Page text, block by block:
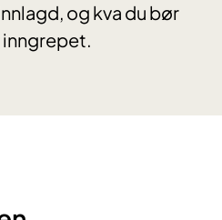
og kva du bør
inngrepet.